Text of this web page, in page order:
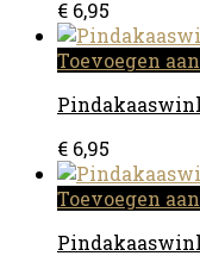
€ 6,95
Toevoegen
€ 6,95
Toevoegen